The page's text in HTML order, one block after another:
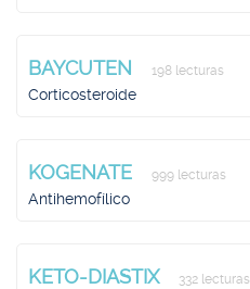
BAYCUTEN 198 lecturas
Corticosteroide
KOGENATE 999 lecturas
Antihemofílico
KETO-DIASTIX 332 lecturas